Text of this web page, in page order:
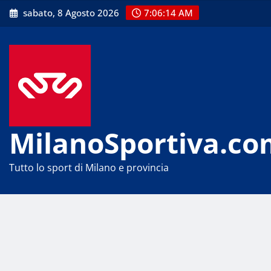
Skip
to
sabato, 8 Agosto 2026 7:06:14 AM
Tutto lo sport di Milano e provincia